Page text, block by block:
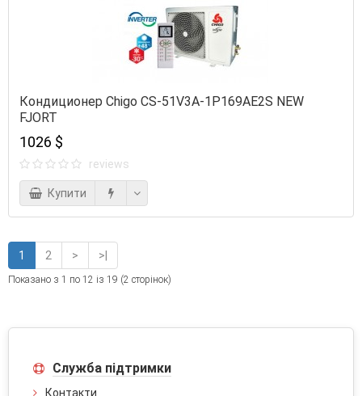
Кондиционер Chigo CS-51V3A-1P169AE2S NEW
FJORT
1026 $
reviews
Купити
1 2 > >|
Показано з 1 по 12 із 19 (2 сторінок)
Служба підтримки
Контакти